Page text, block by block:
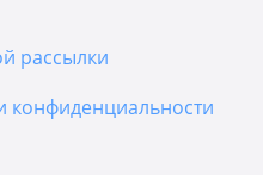
рассылки
конфиденциальности